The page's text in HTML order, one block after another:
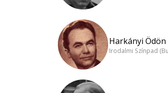
Harkányi Ödön
Irodalmi Színpad